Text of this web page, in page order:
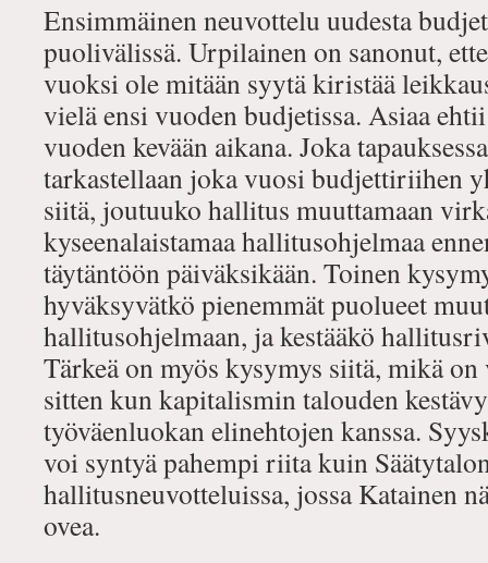
Ensimmäinen neuvottelu uudesta
puolivälissä. Urpilainen on sanonut,
vuoksi ole mitään syytä kiristää
vielä ensi vuoden budjetissa. Asiaa
vuoden kevään aikana. Joka
tarkastellaan joka vuosi budjettiriihen
siitä, joutuuko hallitus muuttamaan
kyseenalaistamaa hallitusohjelmaa
täytäntöön päiväksikään. Toinen
hyväksyvätkö pienemmät puolueet
hallitusohjelmaan, ja kestääkö
Tärkeä on myös kysymys siitä, mikä
sitten kun kapitalismin talouden
työväenluokan elinehtojen kanssa.
voi syntyä pahempi riita kuin
hallitusneuvotteluissa, jossa Katainen
ovea.